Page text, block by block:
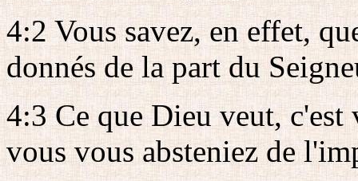
4:2 Vous savez, en effet,
donnés de la part du
4:3 Ce que Dieu veut,
vous vous absteniez de